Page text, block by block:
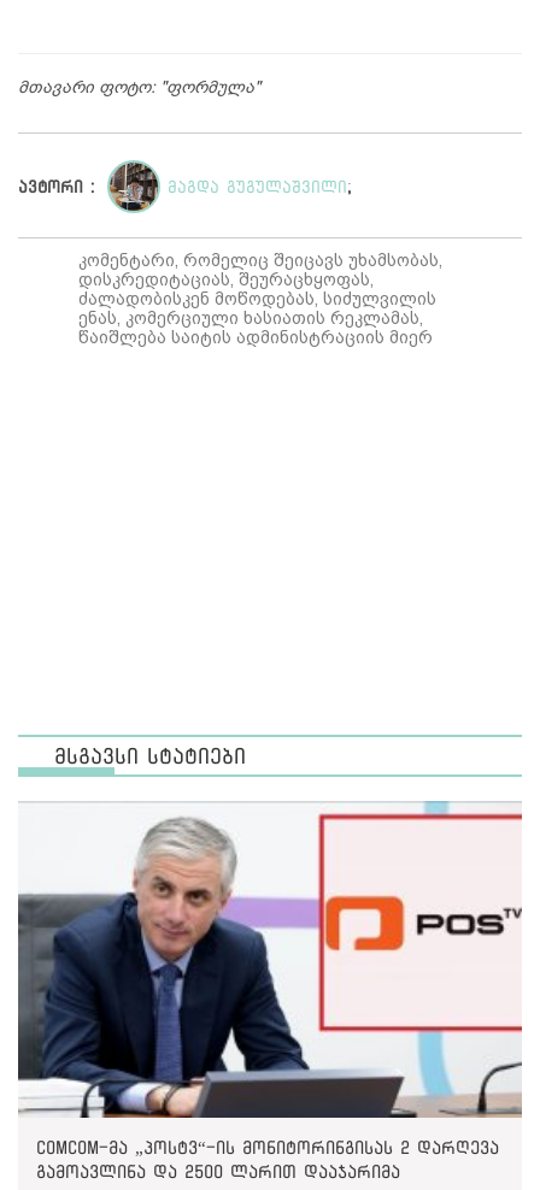
მთავარი ფოტო: "ფორმულა"
ავტორი : მაგდა გუგულაშვილი ;
კომენტარი, რომელიც შეიცავს უხამსობას,
დისკრედიტაციას, შეურაცხყოფას,
ძალადობისკენ მოწოდებას, სიძულვილის
ენას, კომერციული ხასიათის რეკლამას,
წაიშლება საიტის ადმინისტრაციის მიერ
მსგავსი სტატიები
ComCom-მა „პოსტვ“-ის მონიტორინგისას 2 დარღევა
გამოავლინა და 2500 ლარით დააჯარიმა